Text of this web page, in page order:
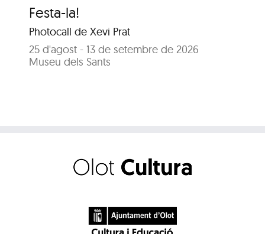
Festa-la!
Photocall de Xevi Prat
25 d'agost - 13 de setembre de 2026
Museu dels Sants